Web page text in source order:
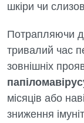
шкіри чи
Потрапляючи
тривалий час
зовнішніх
місяців або
зниження